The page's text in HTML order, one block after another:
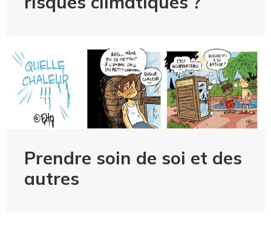
Prendre soin de soi et des
autres